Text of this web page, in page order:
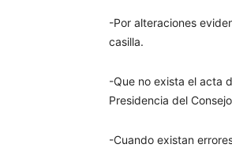
-Por alteraciones
casilla.
-Que no exista el acta
Presidencia del
-Cuando existan